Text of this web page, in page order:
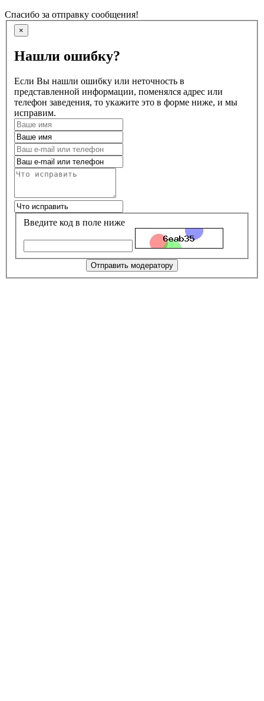
Спасибо за отправку сообщения!
×
Нашли ошибку?
Если Вы нашли ошибку или неточность в
представленной информации, поменялся адрес или
телефон заведения, то укажите это в форме ниже, и мы
исправим.
Введите код в поле ниже
Отправить модератору